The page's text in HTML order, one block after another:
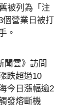
被列為「注
營業日被打
。
聞雲》訪問
跌超過10
今日漲幅逾2
發熔斷機